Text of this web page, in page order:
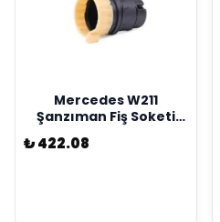
Mercedes W211
Şanzıman Fiş Soketi
Kostal Marka
A2035400253
₺ 422.08